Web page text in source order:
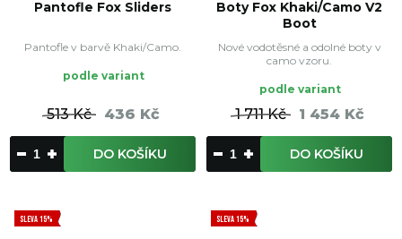
Pantofle Fox Sliders
Pantofle v barvě Khaki/Camo.
podle variant
513 Kč 436 Kč
DO KOŠÍKU
Boty Fox Khaki/Camo V2
Boot
Nové vodotěsné a odolné boty v
camo vzoru.
podle variant
1 711 Kč 1 454 Kč
DO KOŠÍKU
SLEVA 15% SLEVA 15%